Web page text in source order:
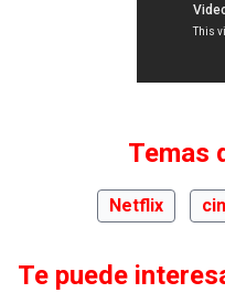
Temas
Netflix
Te puede